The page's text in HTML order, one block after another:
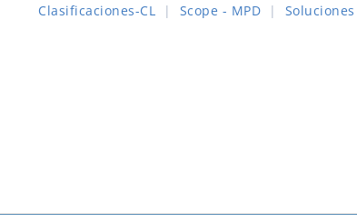
Clasificaciones-CL | Scope - MPD | Soluciones